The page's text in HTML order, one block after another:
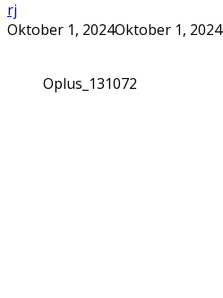
rj
Oktober 1, 2024Oktober 1, 2024
Oplus_131072